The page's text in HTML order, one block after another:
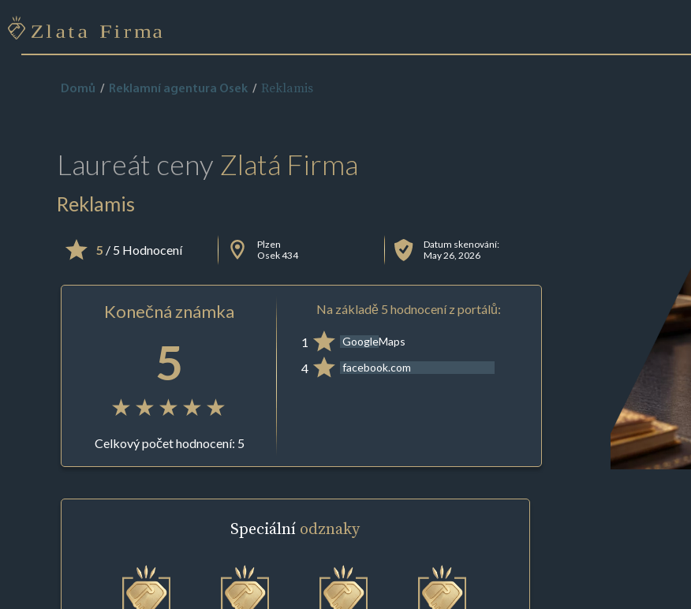
Domů Reklamní agentura Osek Reklamis
Laureát ceny Zlatá Firma
Reklamis
5 / 5 Hodnocení
Plzen
Osek 434
Datum skenování:
May 26, 2026
Konečná známka
5
Celkový počet hodnocení: 5
Na základě 5 hodnocení z portálů:
1 GoogleMaps
4 facebook.com
Speciální odznaky